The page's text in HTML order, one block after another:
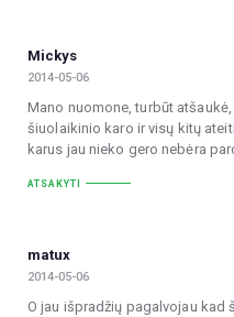
Mickys
2014-05-06
Mano nuomone, turbūt
šiuolaikinio karo ir visų kitų
karus jau nieko gero nebėra
ATSAKYTI
matux
2014-05-06
O jau išpradžių pagalvojau kad